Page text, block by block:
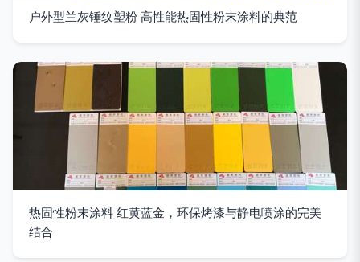
户外型兰灰锤纹塑粉 高性能热固性粉末涂料的典范
热固性粉末涂料 红黄蓝金，环保烤漆与静电喷涂的完美
结合